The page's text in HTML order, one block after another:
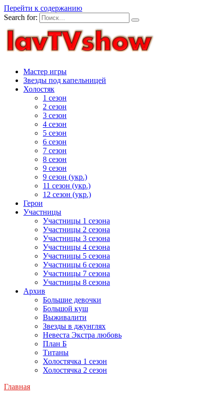
Перейти к содержанию
Search for:
Мастер игры
Звезды под капельницей
Холостяк
1 сезон
2 сезон
3 сезон
4 сезон
5 сезон
6 сезон
7 сезон
8 сезон
9 сезон
9 сезон (укр.)
11 сезон (укр.)
12 сезон (укр.)
Герои
Участницы
Участницы 1 сезона
Участницы 2 сезона
Участницы 3 сезона
Участницы 4 сезона
Участницы 5 сезона
Участницы 6 сезона
Участницы 7 сезона
Участницы 8 сезона
Архив
Большие девочки
Большой куш
Выживалити
Звезды в джунглях
Невеста Экстра любовь
План Б
Титаны
Холостячка 1 сезон
Холостячка 2 сезон
Главная